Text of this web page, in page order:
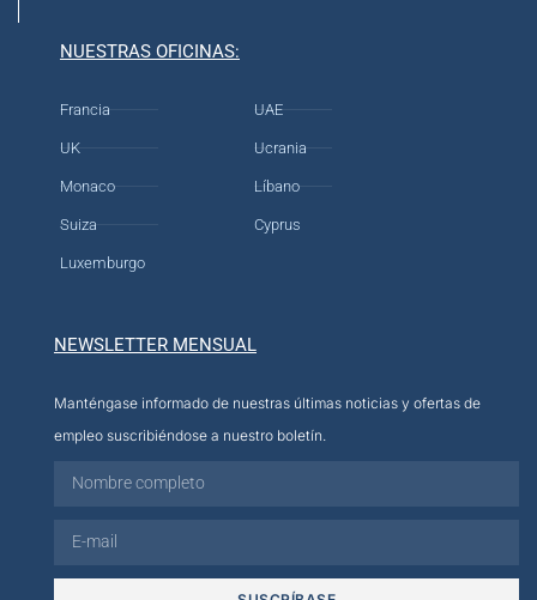
NUESTRAS OFICINAS:
Francia
UK
Monaco
Suiza
Luxemburgo
UAE
Ucrania
Líbano
Cyprus
NEWSLETTER MENSUAL
Manténgase informado de nuestras últimas noticias y ofertas de
empleo suscribiéndose a nuestro boletín.